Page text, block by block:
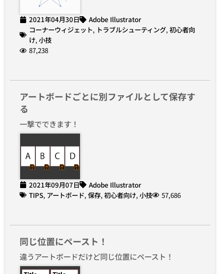
2021年04月30日
Adobe Illustrator
コーナーウィジェット, トラブルシューティング, 初心者向
け, 小技
87,238
アートボードごとに別ファイルとして保存す
る
一撃でできます！
2021年09月07日
Adobe Illustrator
TIPS, アートボード, 保存, 初心者向け, 小技 57,686
同じ位置にペースト！
違うアートボードだけど同じ位置にペースト！